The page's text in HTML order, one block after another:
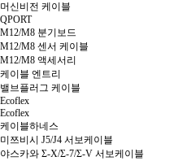
머신비전 케이블
QPORT
M12/M8 분기보드
M12/M8 센서 케이블
M12/M8 액세서리
케이블 엔트리
밸브플러그 케이블
Ecoflex
Ecoflex
케이블하네스
미쯔비시 J5/J4 서보케이블
야스카와 Σ-X/Σ-7/Σ-V 서보케이블